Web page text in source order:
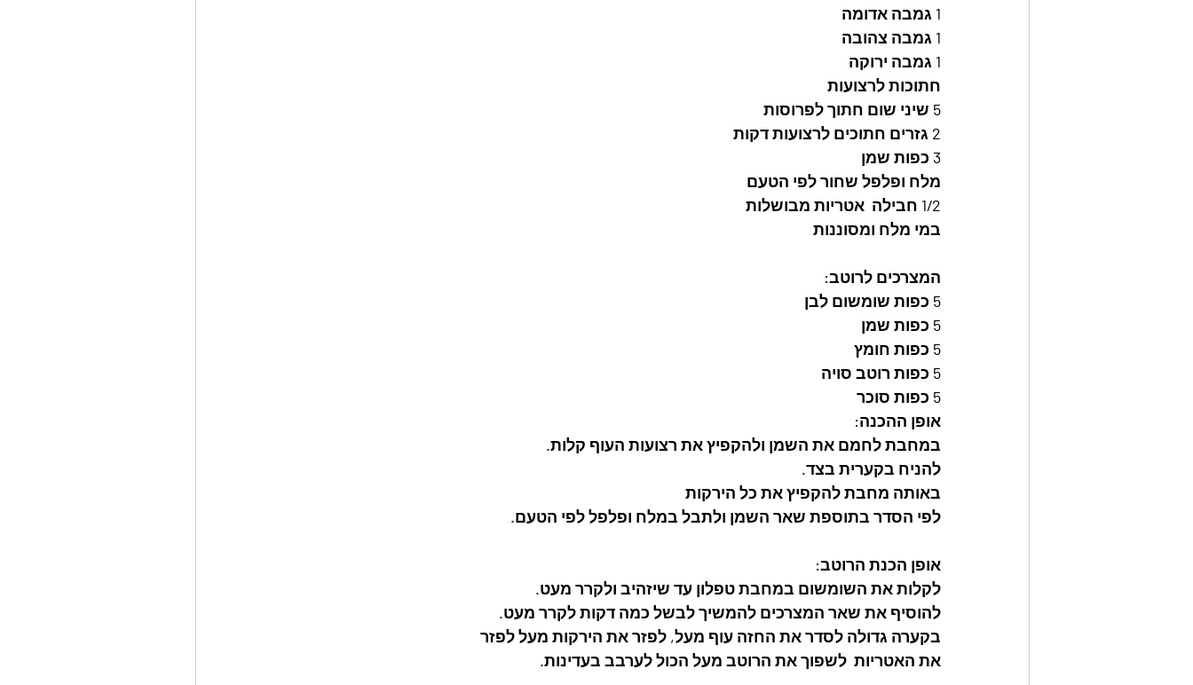
1 גמבה אדומה
1 גמבה צהובה
1 גמבה ירוקה
חתוכות לרצועות
5 שיני שום חתוך לפרוסות
2 גזרים חתוכים לרצועות דקות
3 כפות שמן
מלח ופלפל שחור לפי הטעם
1/2 חבילה  אטריות מבושלות
במי מלח ומסוננות
המצרכים לרוטב:
5 כפות שומשום לבן
5 כפות שמן
5 כפות חומץ
5 כפות רוטב סויה
5 כפות סוכר
אופן ההכנה:
במחבת לחמם את השמן ולהקפיץ את רצועות העוף קלות.
להניח בקערית בצד.
באותה מחבת להקפיץ את כל הירקות
לפי הסדר בתוספת שאר השמן ולתבל במלח ופלפל לפי הטעם.
אופן הכנת הרוטב:
לקלות את השומשום במחבת טפלון עד שיזהיב ולקרר מעט.
להוסיף את שאר המצרכים להמשיך לבשל כמה דקות לקרר מעט.
בקערה גדולה לסדר את החזה עוף מעל, לפזר את הירקות מעל לפזר
את האטריות  לשפוך את הרוטב מעל הכול לערבב בעדינות.